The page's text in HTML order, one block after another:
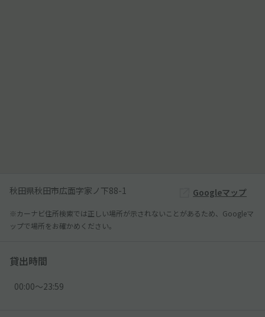
秋田県秋田市広面字家ノ下88-1 Googleマップ
※カーナビ住所検索では正しい場所が示されないことがあるため、Googleマ
ップで場所をお確かめください。
貸出時間
00:00〜23:59